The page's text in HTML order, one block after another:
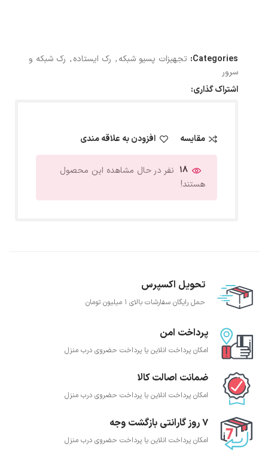
Categories: تجهیزات پسیو شبکه, رک ایستاده, رک شبکه و
سرور
اشتراک گذاری:
مقایسه افزودن به علاقه مندی
18 نفر در حال مشاهده این محصول
هستند!
تحویل اکسپرس
حمل رایگان سفارشات بالای 1 میلیون تومان
پرداخت امن
امکان پرداخت انلاین یا پرداخت حضروی درب منزل
ضمانت اصالت کالا
امکان پرداخت انلاین یا پرداخت حضروی درب منزل
7 روز گارانتی بازگشت وجه
امکان پرداخت انلاین یا پرداخت حضروی درب منزل